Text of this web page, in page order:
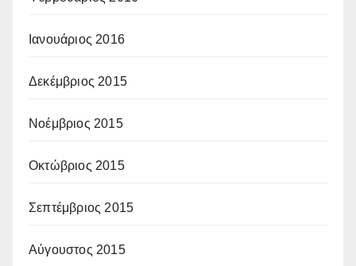
Ιανουάριος 2016
Δεκέμβριος 2015
Νοέμβριος 2015
Οκτώβριος 2015
Σεπτέμβριος 2015
Αύγουστος 2015